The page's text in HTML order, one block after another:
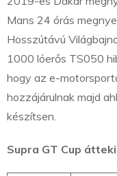
Mans 24 órás
Hosszútávú
1000 lóerős TS050
hogy az e-
hozzájárulnak majd
készítsen.
Supra GT Cup